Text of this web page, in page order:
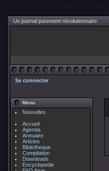
Un journal purement révolutionnaire
Se connecter
Menu
Nouvelles
Accueil
Agenda
Annuaire
Articles
Bibliotheque
Compilation
Downloads
Encyclopedie